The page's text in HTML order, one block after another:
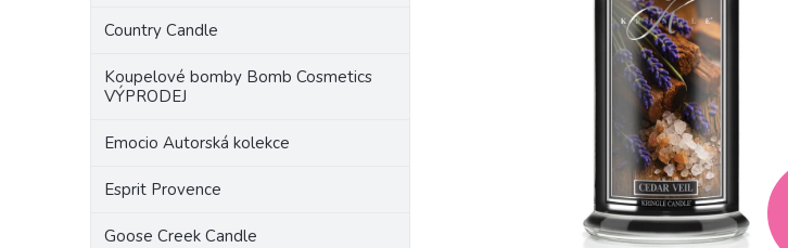
Country Candle
Koupelové bomby Bomb Cosmetics
VÝPRODEJ
Emocio Autorská kolekce
Esprit Provence
Goose Creek Candle